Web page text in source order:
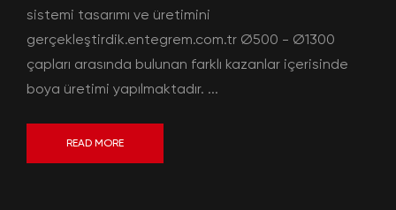
sistemi tasarımı ve üretimini
gerçekleştirdik.entegrem.com.tr Ø500 - Ø1300
çapları arasında bulunan farklı kazanlar içerisinde
boya üretimi yapılmaktadır. ...
READ MORE